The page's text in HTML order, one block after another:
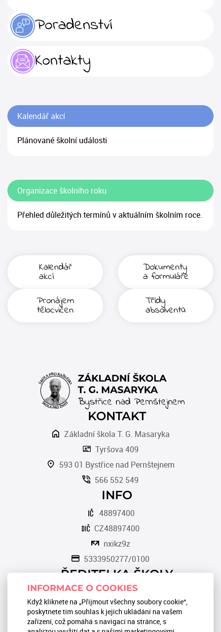
Poradenství
Kontakty
Kalendář akcí
Plánované školní události
Organizace školního roku
Přehled důležitých termínů v aktuálním školním roce.
Kalendář
akcí
Dokumenty
a formuláře
Pronájem
tělocvičen
Třídy
absolventů
KONTAKT
Základní škola T. G. Masaryka
Tyršova 409
593 01 Bystřice nad Pernštejnem
566 552 549
INFO
48897400
CZ48897400
nxikz9z
5333950277/0100
ŘEDITELKA ŠKOLY
Romana Tomková
566 553 124
reditel@zstgmbystrice.cz
INFORMACE O COOKIES
Když kliknete na „Přijmout všechny soubory cookie“,
poskytnete tím souhlas k jejich ukládání na vašem
zařízení, což pomáhá s navigací na stránce, s